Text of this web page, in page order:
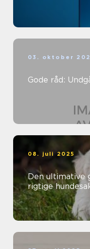
03. oktober
Gode råd:
08. juli 2025
Den ultimative
rigtige